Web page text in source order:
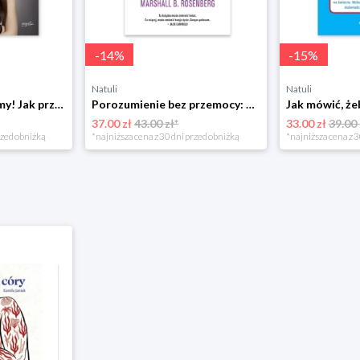
Już się nie rozumiemy! Jak przeżyć czas trzaskających drzwi Esprit
obniżką
-14%
Natuli
Porozumienie bez przemocy: o języku życia Czarna owca
37.00 zł43.00 zł*
*najniższa cena z 30 dni przed obniżką
-15%
Natuli
33.00 zł39.00
*najniższa cena z